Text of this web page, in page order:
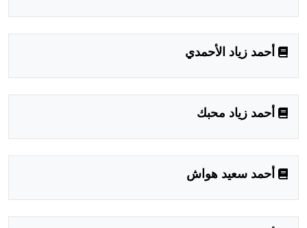
أحمد زياد الأحمدي
أحمد زياد محبك
أحمد سعيد هواش